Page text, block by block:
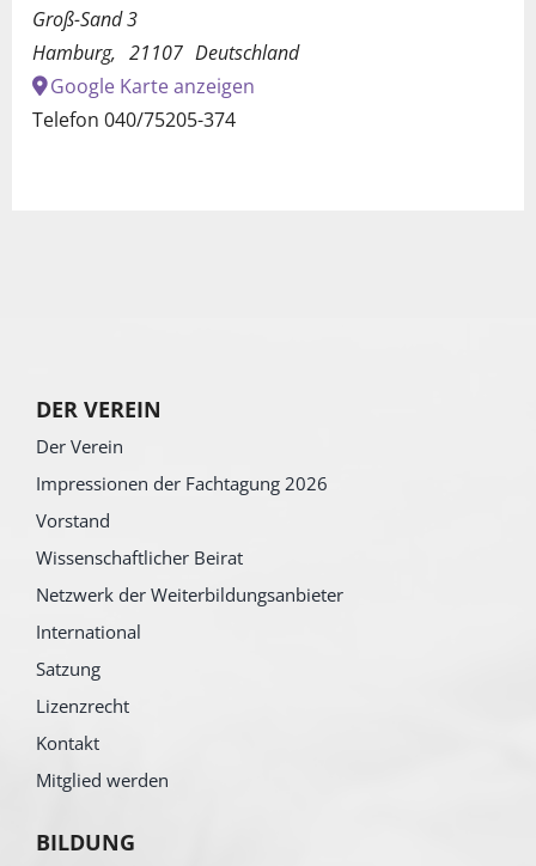
Groß-Sand 3
Hamburg, 21107 Deutschland
Google Karte anzeigen
Telefon 040/75205-374
DER VEREIN
Der Verein
Impressionen der Fachtagung 2026
Vorstand
Wissenschaftlicher Beirat
Netzwerk der Weiterbildungsanbieter
International
Satzung
Lizenzrecht
Kontakt
Mitglied werden
BILDUNG